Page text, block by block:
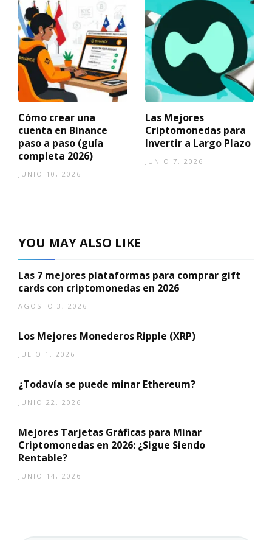
Cómo crear una
cuenta en Binance
paso a paso (guía
completa 2026)
JUNIO 10, 2026
Las Mejores
Criptomonedas para
Invertir a Largo Plazo
JUNIO 7, 2026
YOU MAY ALSO LIKE
Las 7 mejores plataformas para comprar gift
cards con criptomonedas en 2026
AGOSTO 3, 2026
Los Mejores Monederos Ripple (XRP)
JULIO 1, 2026
¿Todavía se puede minar Ethereum?
JUNIO 22, 2026
Mejores Tarjetas Gráficas para Minar
Criptomonedas en 2026: ¿Sigue Siendo
Rentable?
JUNIO 14, 2026